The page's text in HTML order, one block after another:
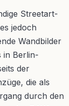
Streetart-
jedoch
Wandbilder
in Berlin-
der
die als
durch den